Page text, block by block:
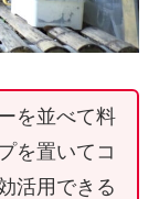
を並べて料
を置いてコ
活用できる